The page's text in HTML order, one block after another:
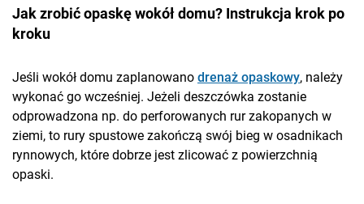
Jak zrobić opaskę wokół domu? Instrukcja krok po
kroku
Jeśli wokół domu zaplanowano drenaż opaskowy, należy
wykonać go wcześniej. Jeżeli deszczówka zostanie
odprowadzona np. do perforowanych rur zakopanych w
ziemi, to rury spustowe zakończą swój bieg w osadnikach
rynnowych, które dobrze jest zlicować z powierzchnią
opaski.